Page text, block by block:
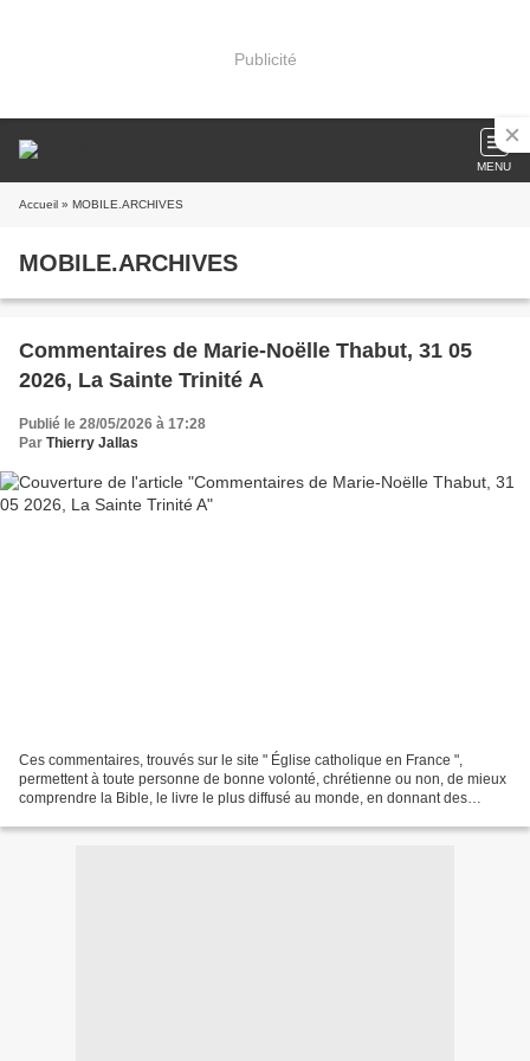
Publicité
MENU
Accueil » MOBILE.ARCHIVES
MOBILE.ARCHIVES
Commentaires de Marie-Noëlle Thabut, 31 05
2026, La Sainte Trinité A
Publié le 28/05/2026 à 17:28
Par Thierry Jallas
Ces commentaires, trouvés sur le site " Église catholique en France ",
permettent à toute personne de bonne volonté, chrétienne ou non, de mieux
comprendre la Bible, le livre le plus diffusé au monde, en donnant des